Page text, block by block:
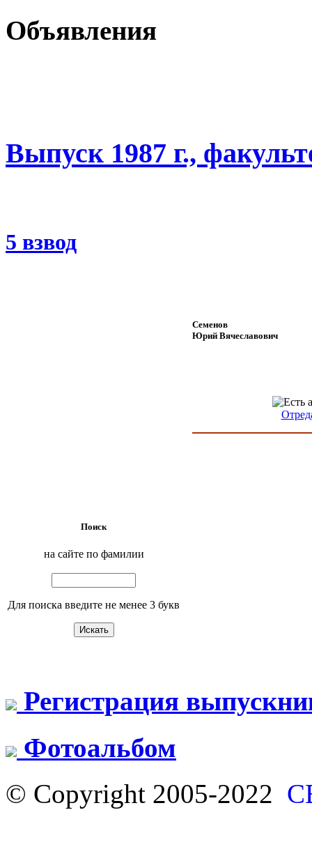
Объявления
Выпуск 1987 г.,
5 взвод
Семенов
Юрий Вячеславович
Поиск
на сайте по фамилии
Для поиска введите не менее 3 букв
Регистрация
Фотоальбом
© Copyright 2005-2022